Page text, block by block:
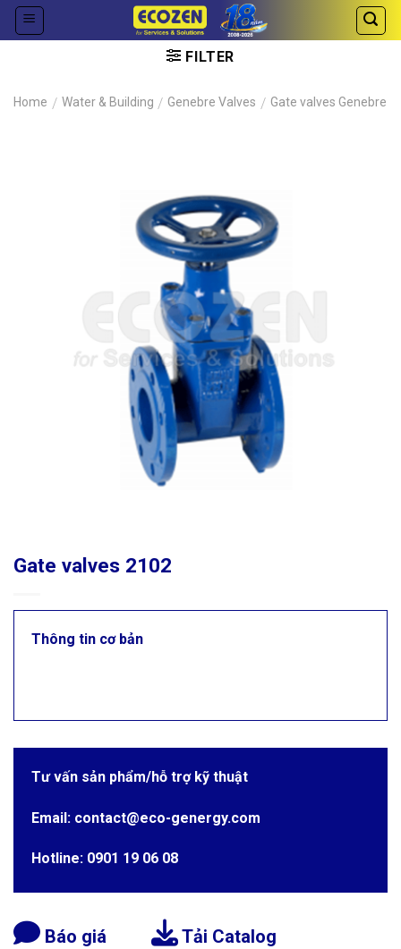
Skip
FILTER
Home / Water & Building / Genebre Valves / Gate valves Genebre
Gate valves 2102
Thông tin cơ bản
Tư vấn sản phẩm/hỗ trợ kỹ thuật
Email: contact@eco-genergy.com
Hotline: 0901 19 06 08
Báo giá Tải Catalog